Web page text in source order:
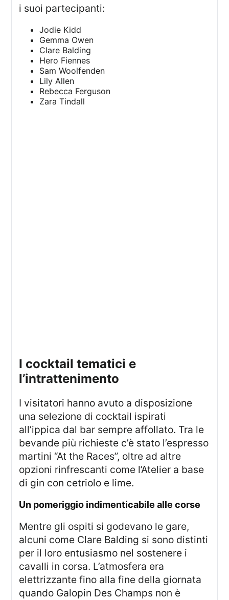
i suoi partecipanti:
Jodie Kidd
Gemma Owen
Clare Balding
Hero Fiennes
Sam Woolfenden
Lily Allen
Rebecca Ferguson
Zara Tindall
I cocktail tematici e
l’intrattenimento
I visitatori hanno avuto a disposizione
una selezione di cocktail ispirati
all’ippica dal bar sempre affollato. Tra le
bevande più richieste c’è stato l’espresso
martini “At the Races”, oltre ad altre
opzioni rinfrescanti come l’Atelier a base
di gin con cetriolo e lime.
un pomeriggio indimenticabile alle corse
Mentre gli ospiti si godevano le gare,
alcuni come Clare Balding si sono distinti
per il loro entusiasmo nel sostenere i
cavalli in corsa. L’atmosfera era
elettrizzante fino alla fine della giornata
quando Galopin Des Champs non è